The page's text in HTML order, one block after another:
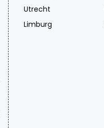
Utrecht
Limburg